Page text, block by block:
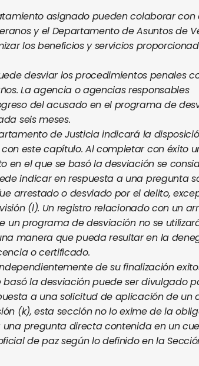
asignado pueden colaborar con
y el Departamento de Asuntos de
los beneficios y servicios
desviar los procedimientos penales
La agencia o agencias responsables
del acusado en el programa de
seis meses.
de Justicia indicará la
este capítulo. Al completar con éxito
en el que se basó la desviación se
indicar en respuesta a una pregunta
arrestado o desviado por el delito,
(l). Un registro relacionado con un
un programa de desviación no se
manera que pueda resultar en la
o certificado.
de su finalización
basó la desviación puede ser divulgado
a una solicitud de aplicación de un
(k), esta sección no lo exime de la
pregunta directa contenida en un
de paz según lo definido en la